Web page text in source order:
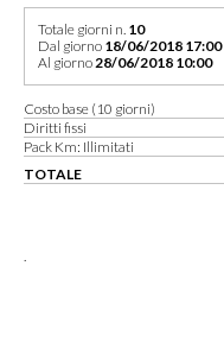
Totale giorni n. 10
Dal giorno 18/06/2018 17:00
Al giorno28/06/2018 10:00
Costo base (10 giorni)
Diritti fissi
Pack Km: Illimitati
TOTALE
.